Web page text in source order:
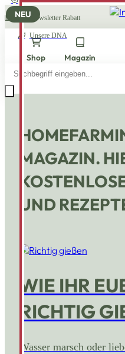
10% Newsletter Rabatt
Unsere DNA
Shop Magazin
Products
MAGAZIN.
UND
WIE IHR
RICHTIG
Wasser marsch oder
NEU